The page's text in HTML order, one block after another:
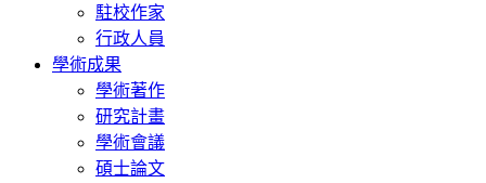
駐校作家
行政人員
學術成果
學術著作
研究計畫
學術會議
碩士論文